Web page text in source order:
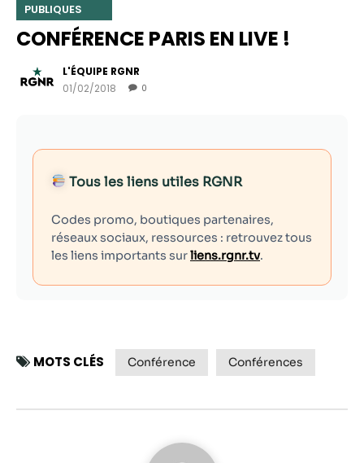
PUBLIQUES
CONFÉRENCE PARIS EN LIVE !
L'ÉQUIPE RGNR
01/02/2018
0
Tous les liens utiles RGNR
Codes promo, boutiques partenaires,
réseaux sociaux, ressources : retrouvez tous
les liens importants surliens.rgnr.tv.
MOTS CLÉS Conférence Conférences
Nécessaire
Ces cookies ne
fonctionnement
du site Web.
puissions